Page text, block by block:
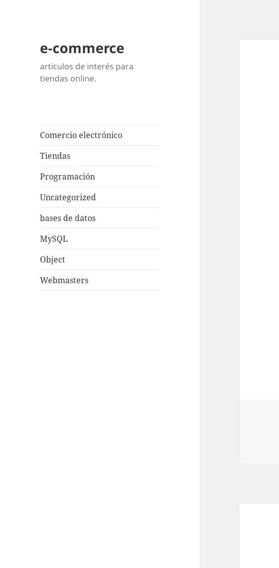
e-commerce
articulos de interés para
tiendas online.
Comercio electrónico
Tiendas
Programación
Uncategorized
bases de datos
MySQL
Object
Webmasters